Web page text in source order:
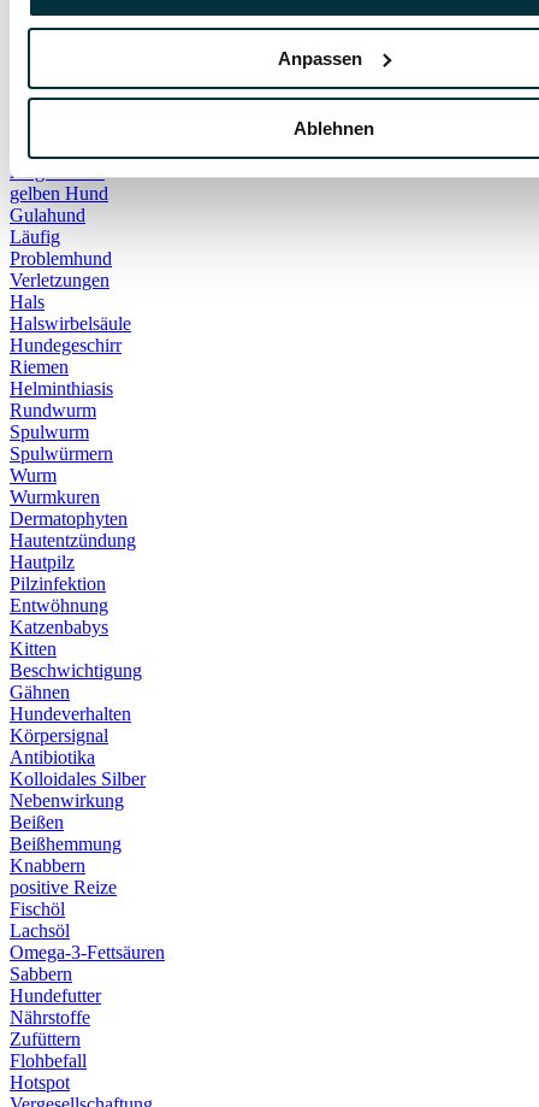
Anpassen
Ablehnen
Tiergesundheit
Übergewicht Hund
Übergewicht Katze
Pyometra
Artgenossen
gelben Hund
Gulahund
Läufig
Problemhund
Verletzungen
Hals
Halswirbelsäule
Hundegeschirr
Riemen
Helminthiasis
Rundwurm
Spulwurm
Spulwürmern
Wurm
Wurmkuren
Dermatophyten
Hautentzündung
Hautpilz
Pilzinfektion
Entwöhnung
Katzenbabys
Kitten
Beschwichtigung
Gähnen
Hundeverhalten
Körpersignal
Antibiotika
Kolloidales Silber
Nebenwirkung
Beißen
Beißhemmung
Knabbern
positive Reize
Fischöl
Lachsöl
Omega-3-Fettsäuren
Sabbern
Hundefutter
Nährstoffe
Zufüttern
Flohbefall
Hotspot